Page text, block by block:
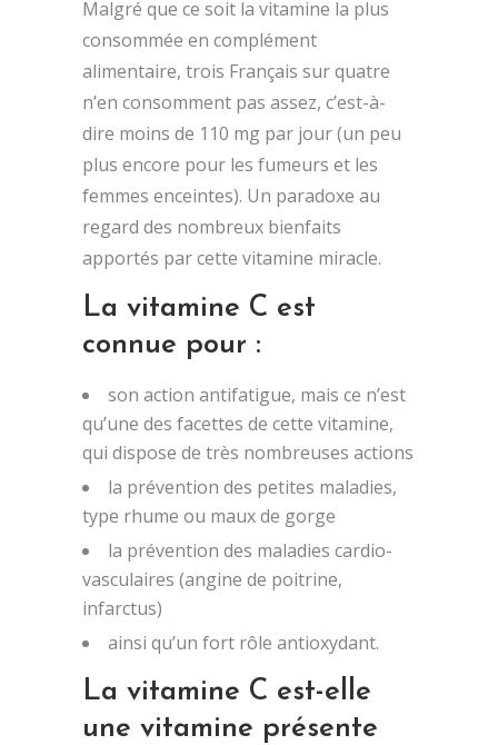
Malgré que ce soit la vitamine la plus
consommée en complément
alimentaire, trois Français sur quatre
n’en consomment pas assez, c’est-à-
dire moins de 110 mg par jour (un peu
plus encore pour les fumeurs et les
femmes enceintes). Un paradoxe au
regard des nombreux bienfaits
apportés par cette vitamine miracle.
La vitamine C est
connue pour :
son action antifatigue, mais ce n’est
qu’une des facettes de cette vitamine,
qui dispose de très nombreuses actions
la prévention des petites maladies,
type rhume ou maux de gorge
la prévention des maladies cardio-
vasculaires (angine de poitrine,
infarctus)
ainsi qu’un fort rôle antioxydant.
La vitamine C est-elle
une vitamine présente